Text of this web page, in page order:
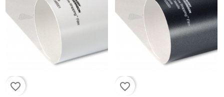
favorite_border favorite_border